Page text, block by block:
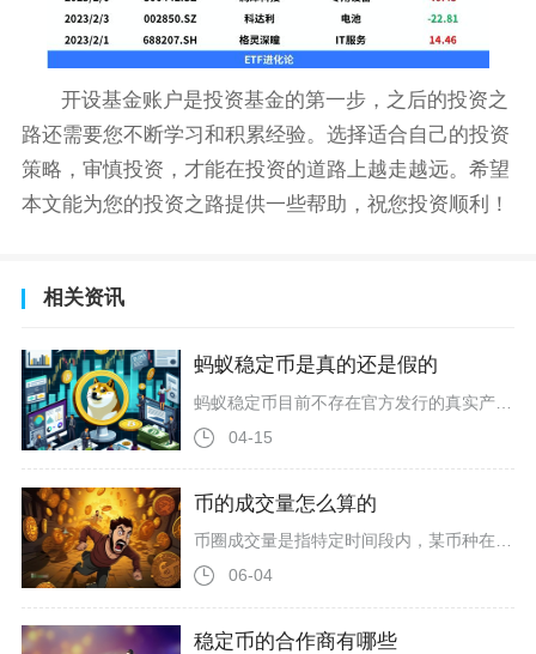
开设基金账户是投资基金的第一步，之后的投资之
路还需要您不断学习和积累经验。选择适合自己的投资
策略，审慎投资，才能在投资的道路上越走越远。希望
本文能为您的投资之路提供一些帮助，祝您投资顺利！
相关资讯
蚂蚁稳定币是真的还是假的
04-15
币的成交量怎么算的
06-04
稳定币的合作商有哪些